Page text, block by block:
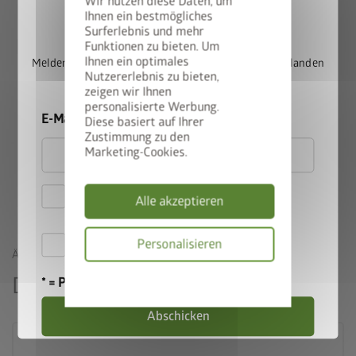
Ihnen ein bestmögliches
Surferlebnis und mehr
Funktionen zu bieten. Um
Ihnen ein optimales
Nutzererlebnis zu bieten,
zeigen wir Ihnen
personalisierte Werbung.
Diese basiert auf Ihrer
Zustimmung zu den
Marketing-Cookies.
Alle akzeptieren
Personalisieren
Made in Austria und 20 Jahre Garantie stehen für geprüfte
Biohort-Qualität.
ÄHNLICHE PRODUKTE
Das könnte Sie auch interessieren
StyleBox gewinnen
Melden Sie sich jetzt für unseren Newsletter an und landen
Sie automatisch im Lostopf.
E-Mail
Hiermit akzeptiere ich
die
Datenschutzbestimmungen
Hiermit akzeptiere ich die
Teilnahmebedingungen.
* = Pflichtfeld
Abschicken